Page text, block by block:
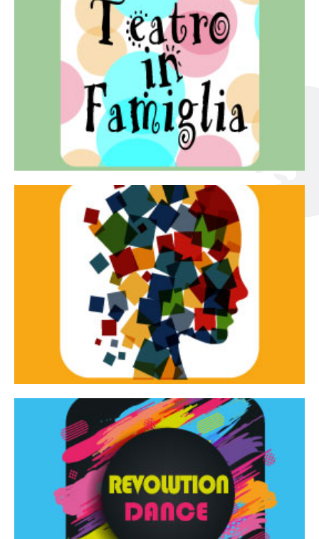
Teatro in famiglia
Teatro In Famiglia è una rassegna di teatro concepita
per far condividere e godere del teatro all’intera
famiglia.
Continua
Tracce dinamiche
Tracce Dinamiche è una rassegna di teatro
d’innovazione e sperimentale.
Continua
Revolution Dance
Rassegna di danza contemporanea – I Edizione